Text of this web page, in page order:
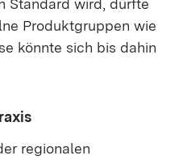
Standard wird, dürfte
Produktgruppen wie
könnte sich bis dahin
regionalen